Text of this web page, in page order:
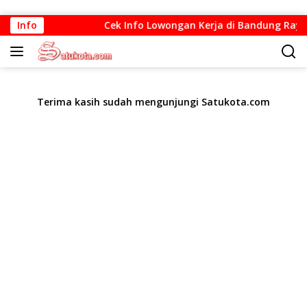
Langsung
ke
konten
Info Cek Info Lowongan Kerja di Bandung Raya
Terima kasih sudah mengunjungi Satukota.com